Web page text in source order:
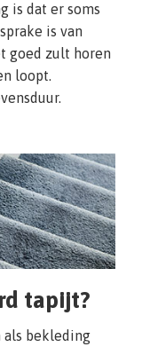
is dat er soms
is van
goed zult horen
loopt.
tapijt?
bekleding